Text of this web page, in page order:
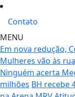
Contato
MENU
Em nova redução,
Mulheres vão às
Ninguém acerta
milhões BH recebe